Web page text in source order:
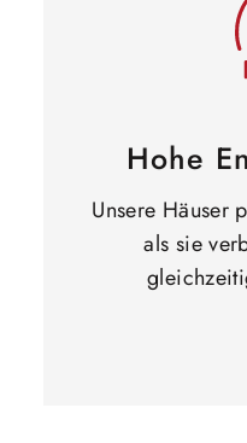
Hohe
Unsere Häuser
als sie